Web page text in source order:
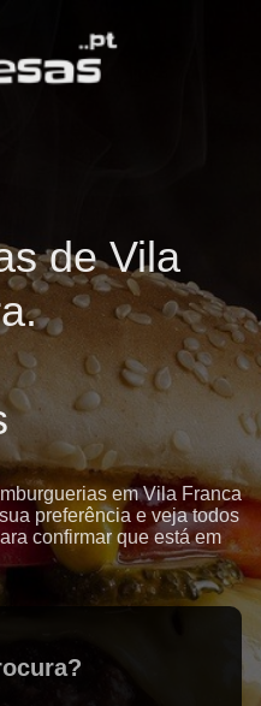
de Vila
em Vila Franca
preferência e veja todos
confirmar que está em